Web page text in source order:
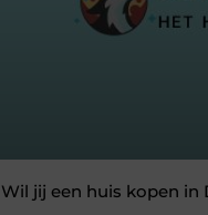
Wil jij een huis kopen in